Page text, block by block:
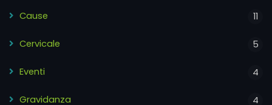
Cause 11
Cervicale 5
Eventi 4
Gravidanza 4